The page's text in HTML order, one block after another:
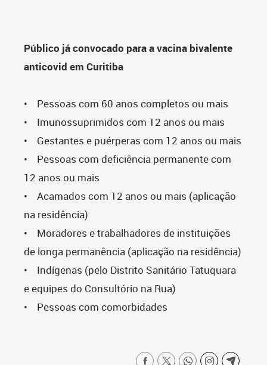
Público já convocado para a vacina bivalente
anticovid em Curitiba
• Pessoas com 60 anos completos ou mais
• Imunossuprimidos com 12 anos ou mais
• Gestantes e puérperas com 12 anos ou mais
• Pessoas com deficiência permanente com
12 anos ou mais
• Acamados com 12 anos ou mais (aplicação
na residência)
• Moradores e trabalhadores de instituições
de longa permanência (aplicação na residência)
• Indígenas (pelo Distrito Sanitário Tatuquara
e equipes do Consultório na Rua)
• Pessoas com comorbidades